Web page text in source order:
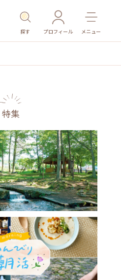
探す プロフィール メニュー
その他施設 ごはん
特集